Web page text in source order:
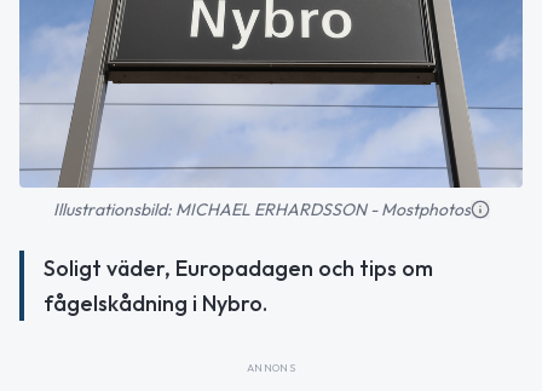
Illustrationsbild: MICHAEL ERHARDSSON - Mostphotos
Soligt väder, Europadagen och tips om
fågelskådning i Nybro.
ANNONS